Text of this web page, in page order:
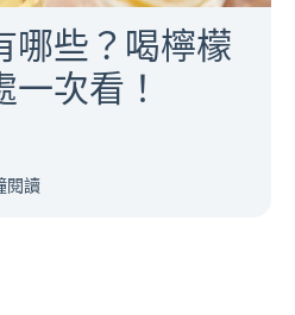
哪些？喝檸檬
次看！
閱讀